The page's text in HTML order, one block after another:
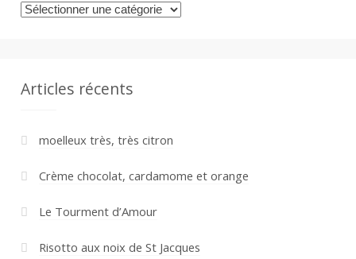
Catégories
Articles récents
moelleux très, très citron
Crème chocolat, cardamome et orange
Le Tourment d’Amour
Risotto aux noix de St Jacques